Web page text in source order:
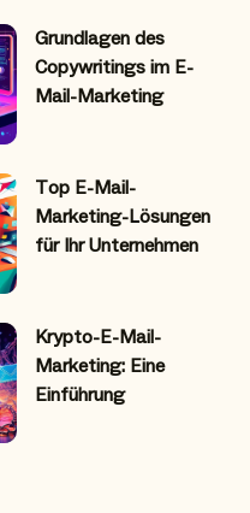
Grundlagen des
Copywritings im E-
Mail-Marketing
Top E-Mail-
Marketing-Lösungen
für Ihr Unternehmen
Krypto-E-Mail-
Marketing: Eine
Einführung